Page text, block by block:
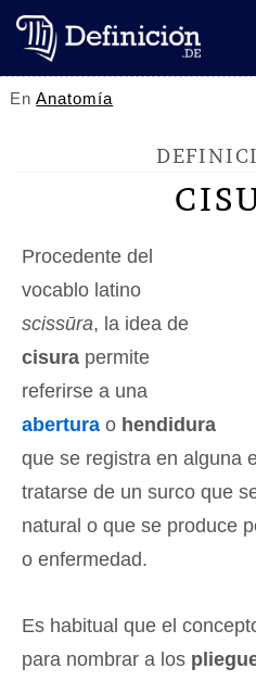
EnAnatomía
Procedente del
vocablo latino
scissūra, la idea de
cisura permite
referirse a una
abertura o hendidura
que se registra en alguna
tratarse de un surco que
natural o que se produce
o enfermedad.
Es habitual que el
para nombrar a los